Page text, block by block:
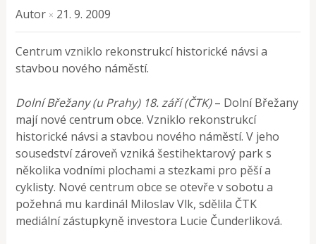
Autor × 21. 9. 2009
Centrum vzniklo rekonstrukcí historické návsi a
stavbou nového náměstí.
Dolní Břežany (u Prahy) 18. září (ČTK)– Dolní Břežany
mají nové centrum obce. Vzniklo rekonstrukcí
historické návsi a stavbou nového náměstí. V jeho
sousedství zároveň vzniká šestihektarový park s
několika vodními plochami a stezkami pro pěší a
cyklisty. Nové centrum obce se otevře v sobotu a
požehná mu kardinál Miloslav Vlk, sdělila ČTK
mediální zástupkyně investora Lucie Čunderliková.